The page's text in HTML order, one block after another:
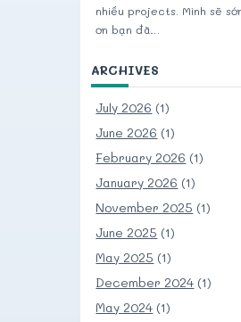
nhiều projects. Mình sẽ
ơn bạn đã…
ARCHIVES
July 2026 (1)
June 2026 (1)
February 2026 (1)
January 2026 (1)
November 2025 (1)
June 2025 (1)
May 2025 (1)
December 2024 (1)
May 2024 (1)